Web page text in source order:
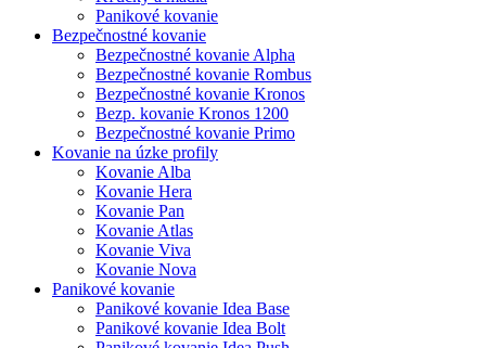
Panikové kovanie
Bezpečnostné kovanie
Bezpečnostné kovanie Alpha
Bezpečnostné kovanie Rombus
Bezpečnostné kovanie Kronos
Bezp. kovanie Kronos 1200
Bezpečnostné kovanie Primo
Kovanie na úzke profily
Kovanie Alba
Kovanie Hera
Kovanie Pan
Kovanie Atlas
Kovanie Viva
Kovanie Nova
Panikové kovanie
Panikové kovanie Idea Base
Panikové kovanie Idea Bolt